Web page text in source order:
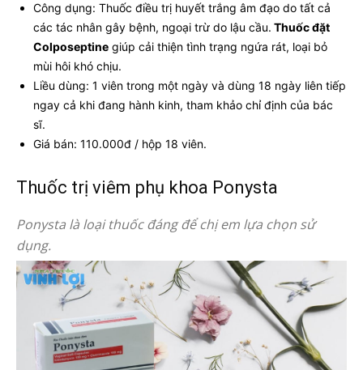
Công dụng: Thuốc điều trị huyết trắng âm đạo do tất cả
các tác nhân gây bệnh, ngoại trừ do lậu cầu. Thuốc đặt
Colposeptine giúp cải thiện tình trạng ngứa rát, loại bỏ
mùi hôi khó chịu.
Liều dùng: 1 viên trong một ngày và dùng 18 ngày liên tiếp
ngay cả khi đang hành kinh, tham khảo chỉ định của bác
sĩ.
Giá bán: 110.000đ / hộp 18 viên.
Thuốc trị viêm phụ khoa Ponysta
Ponysta là loại thuốc đáng để chị em lựa chọn sử
dụng.